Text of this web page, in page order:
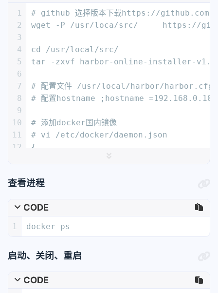
1
2
3
4
5
6
7
8
9
10
11
12
15
17
# github 选择版本下载https://
wget -P /usr/loca/src/     https://
cd /usr/local/src/
tar -zxvf harbor-online-installer-
# 配置文件 /usr/local/harbor/harbor.cfg
# 配置hostname ;hostname =192.168.0.101
# 添加docker国内镜像
# vi /etc/docker/daemon.json
{
./install.sh
查看进程
CODE
1 docker ps
启动、关闭、重启
CODE